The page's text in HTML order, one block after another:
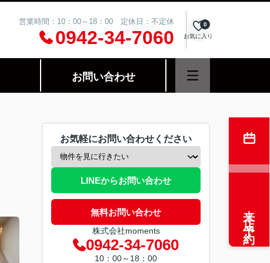
営業時間：10：00～18：00 定休日：不定休
0942-34-7060 お気に入り
0
お問い合わせ
お気軽にお問い合わせください
LINEからお問い合わせ
無料お問い合わせ
株式会社moments
0942-34-7060
10：00～18：00
来店予約